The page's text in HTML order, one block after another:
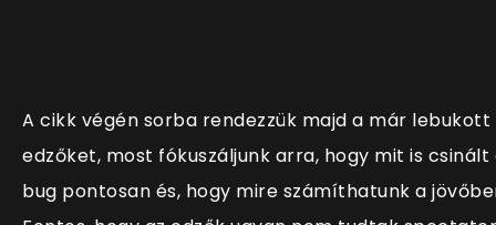
A cikk végén sorba rendezzük majd a már lebukott
edzőket, most fókuszáljunk arra, hogy mit is csinált
bug pontosan és, hogy mire számíthatunk a